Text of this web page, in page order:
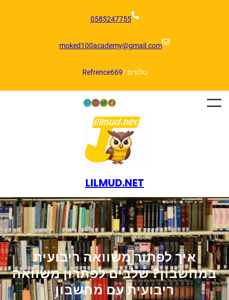
0585247755
moked100academy@gmail.com
טלגרם /Refrence669
Facebook
Twitter
LinkedIn
Pinterest
LILMUD.NET
איך לפתור משוואה ריבועית
במחשבון? שלבים לפתרון משוואה
ריבועית עם מחשבון